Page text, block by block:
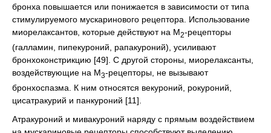
бронха повышается или понижается в зависимости от типа
стимулируемого мускаринового рецептора. Использование
миорелаксантов, которые действуют на М2-рецепторы
(галламин, пипекуроний, рапакуроний), усиливают
бронхоконстрикцию [49]. С другой стороны, миорелаксанты,
воздействующие на М3-рецепторы, не вызывают
бронхоспазма. К ним относятся векуроний, рокуроний,
цисатракурий и панкуроний [11].
Атракуроний и мивакуроний наряду с прямым воздействием